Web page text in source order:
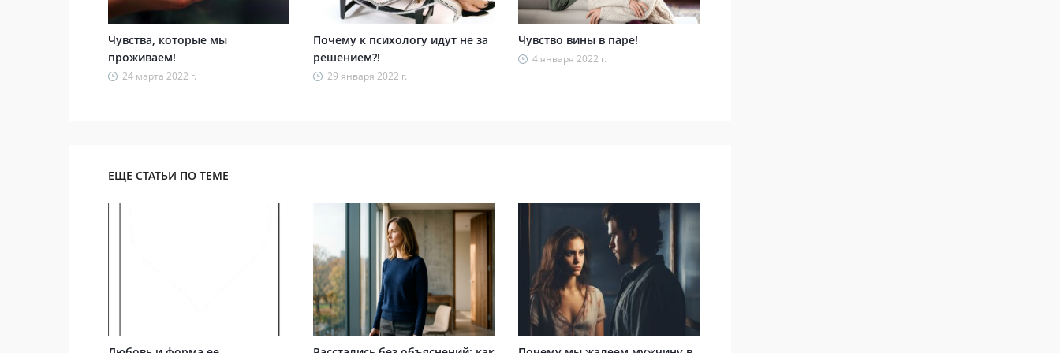
Чувства, которые мы
проживаем!
24 марта 2022 г.
Почему к психологу идут не за
решением?!
29 января 2022 г.
Чувство вины в паре!
4 января 2022 г.
ЕЩЕ СТАТЬИ ПО ТЕМЕ